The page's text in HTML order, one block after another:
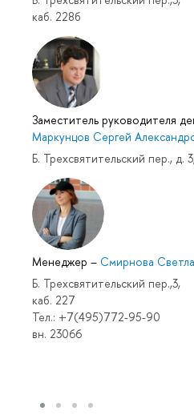
каб. 228б
Заместитель руководителя
Маркунцов Сергей
Б. Трехсвятительский пер., д.
Менеджер – Смирнова
Б. Трехсвятительский пер.,3,
каб. 227
Тел.: +7(495)772-95-90
вн. 23066